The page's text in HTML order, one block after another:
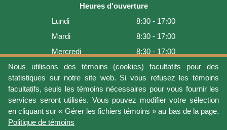
Nous utilisons des témoins (cookies) facultatifs pour des
statistiques sur notre site web. Si vous refusez les témoins
facultatifs, seuls les témoins nécessaires pour vous fournir les
services seront utilisés. Vous pouvez modifier votre sélection
en cliquant sur « Gérer les fichiers témoins » au bas de la page.
Politique de témoins
Heures d'ouverture
Lundi
8:30 - 17:00
Mardi
8:30 - 17:00
Mercredi
8:30 - 17:00
Jeudi
8:30 - 17:00
Vendredi
8:30 - 17:00
Samedi
9:00 - 16:00
Dimanche
Fermé